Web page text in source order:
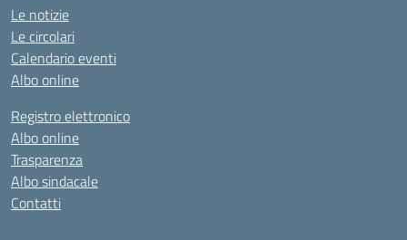
Le notizie
Le circolari
Calendario eventi
Albo online
Registro elettronico
Albo online
Trasparenza
Albo sindacale
Contatti